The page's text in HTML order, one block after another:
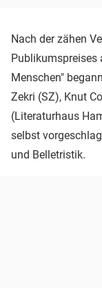
Nach der zähen
Publikumspreises
Menschen"
Zekri (SZ), Knut
(Literaturhaus
selbst
und Belletristik.